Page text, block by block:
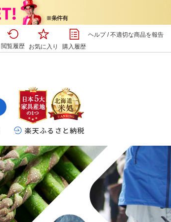
閲覧履歴 お気に入り 購入履歴
ヘルプ/不適切な商品を報告
楽天ふるさと納税